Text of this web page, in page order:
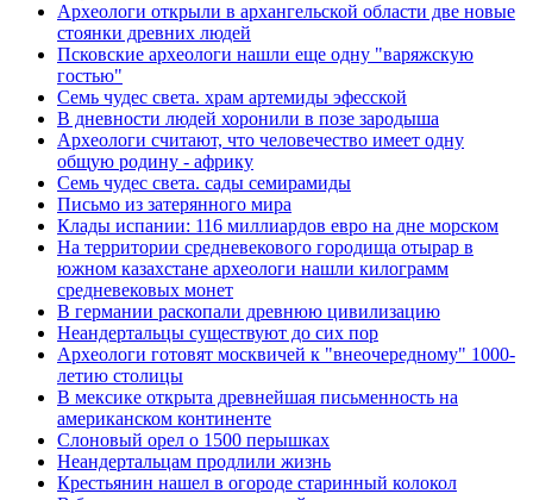
Археологи открыли в архангельской области две новые
стоянки древних людей
Псковские археологи нашли еще одну "варяжскую
гостью"
Семь чудес света. храм артемиды эфесской
В дневности людей хоронили в позе зародыша
Археологи считают, что человечество имеет одну
общую родину - африку
Семь чудес света. сады семирамиды
Письмо из затерянного мира
Клады испании: 116 миллиардов евро на дне морском
На территории средневекового городища отырар в
южном казахстане археологи нашли килограмм
средневековых монет
В германии раскопали древнюю цивилизацию
Неандертальцы существуют до сих пор
Археологи готовят москвичей к "внеочередному" 1000-
летию столицы
В мексике открыта древнейшая письменность на
американском континенте
Слоновый орел о 1500 перышках
Неандертальцам продлили жизнь
Крестьянин нашел в огороде старинный колокол